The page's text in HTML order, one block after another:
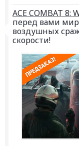
ACE COMBAT 8:
перед вами
воздушных
скорости!